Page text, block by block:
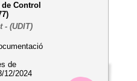
Control
- (UDIT)
de
12/2024